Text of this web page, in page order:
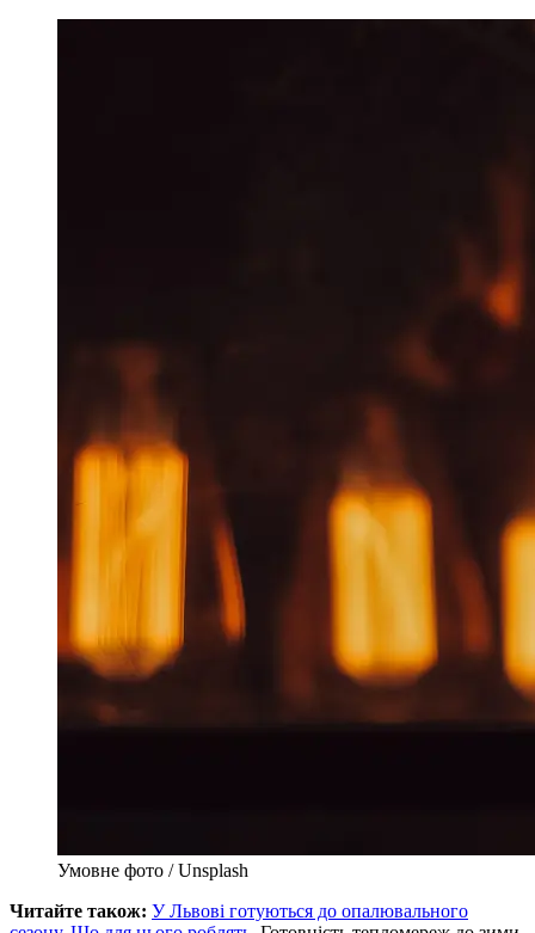
Умовне фото / Unsplash
Читайте також: У Львові готуються до опалювального